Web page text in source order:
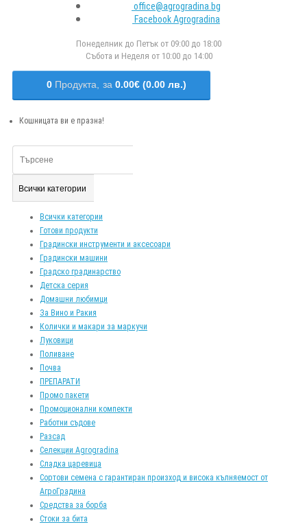
office@agrogradina.bg
Facebook Agrogradina
Понеделник до Петък от 09:00 до 18:00
Събота и Неделя от 10:00 до 14:00
0 Продукта, за 0.00€ (0.00 лв.)
Кошницата ви е празна!
Всички категории
Всички категории
Готови продукти
Градински инструменти и аксесоари
Градински машини
Градско градинарство
Детска серия
Домашни любимци
За Вино и Ракия
Колички и макари за маркучи
Луковици
Поливане
Почва
ПРЕПАРАТИ
Промо пакети
Промоционални компекти
Работни съдове
Разсад
Селекции Agrogradina
Сладка царевица
Сортови семена с гарантиран произход и висока кълняемост от
АгроГрадина
Средства за борба
Стоки за бита